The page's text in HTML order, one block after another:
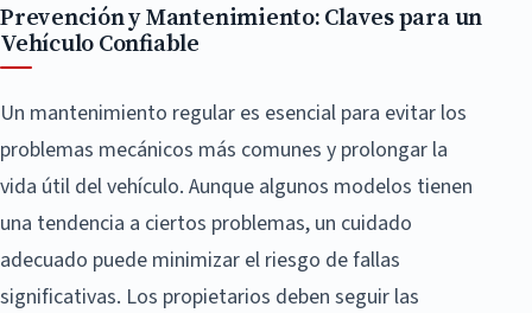
Prevención y Mantenimiento: Claves para un
Vehículo Confiable
Un mantenimiento regular es esencial para evitar los
problemas mecánicos más comunes y prolongar la
vida útil del vehículo. Aunque algunos modelos tienen
una tendencia a ciertos problemas, un cuidado
adecuado puede minimizar el riesgo de fallas
significativas. Los propietarios deben seguir las